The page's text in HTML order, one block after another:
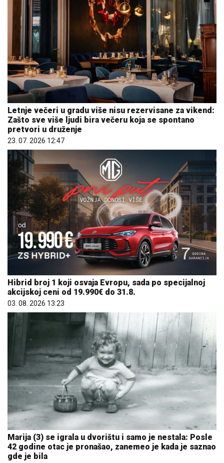
Letnje večeri u gradu više nisu rezervisane za vikend:
Zašto sve više ljudi bira večeru koja se spontano
pretvori u druženje
23. 07. 2026 12:47
Hibrid broj 1 koji osvaja Evropu, sada po specijalnoj
akcijskoj ceni od 19.990€ do 31.8.
03. 08. 2026 13:23
Marija (3) se igrala u dvorištu i samo je nestala: Posle
42 godine otac je pronašao, zanemeo je kada je saznao
gde je bila